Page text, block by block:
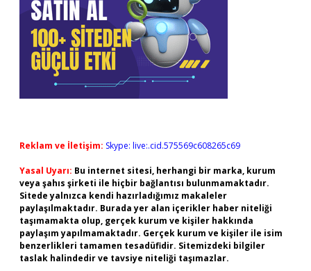
Reklam ve İletişim: Skype: live:.cid.575569c608265c69
Yasal Uyarı: Bu internet sitesi, herhangi bir marka, kurum
veya şahıs şirketi ile hiçbir bağlantısı bulunmamaktadır.
Sitede yalnızca kendi hazırladığımız makaleler
paylaşılmaktadır. Burada yer alan içerikler haber niteliği
taşımamakta olup, gerçek kurum ve kişiler hakkında
paylaşım yapılmamaktadır. Gerçek kurum ve kişiler ile isim
benzerlikleri tamamen tesadüfidir. Sitemizdeki bilgiler
taslak halindedir ve tavsiye niteliği taşımazlar.